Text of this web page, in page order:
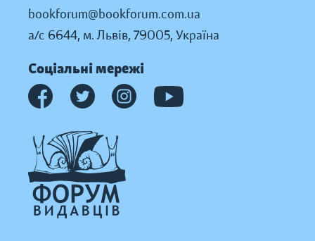
bookforum@bookforum.com.ua
а/с 6644, м. Львів, 79005, Україна
Соціальні мережі